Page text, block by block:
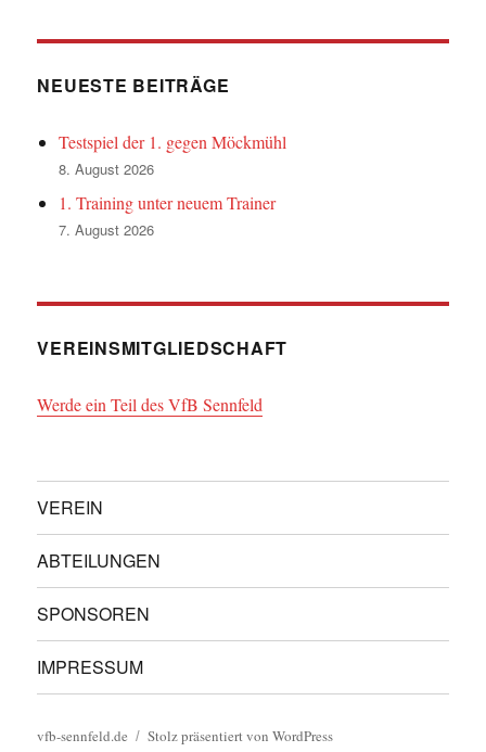
NEUESTE BEITRÄGE
Testspiel der 1. gegen Möckmühl
8. August 2026
1. Training unter neuem Trainer
7. August 2026
VEREINSMITGLIEDSCHAFT
Werde ein Teil des VfB Sennfeld
VEREIN
ABTEILUNGEN
SPONSOREN
IMPRESSUM
vfb-sennfeld.de Stolz präsentiert von WordPress